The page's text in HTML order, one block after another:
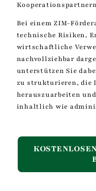
Bei einem ZIM-
technische Risiken,
wirtschaftliche
nachvollziehbar
unterstützen Sie
zu strukturieren, die
herauszuarbeiten
inhaltlich wie